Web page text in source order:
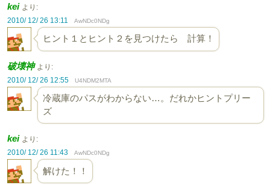
kei より:
2010/ 12/ 26 13:11
AwNDc0NDg
ヒント１とヒント２を見つけたら 計算！
破壊神 より:
2010/ 12/ 26 12:55
U4NDM2MTA
冷蔵庫のパスがわからない…。だれかヒントプリー
ズ
kei より:
2010/ 12/ 26 11:43
AwNDc0NDg
解けた！！